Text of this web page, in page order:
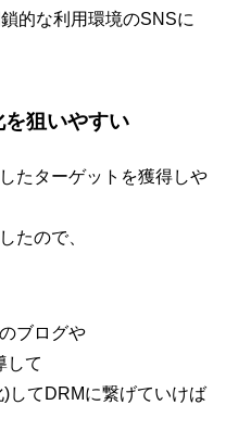
的な利用環境のSNSに
狙いやすい
たターゲットを獲得しや
たので、
ブログや
して
してDRMに繋げていけば